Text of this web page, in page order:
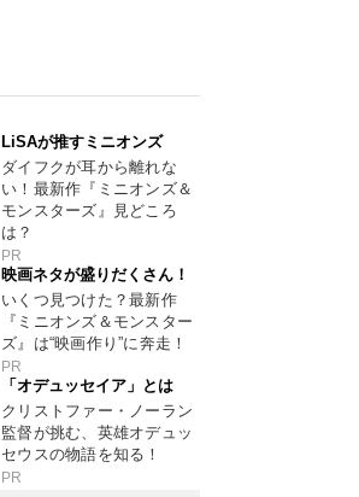
LiSAが推すミニオンズ
ダイフクが耳から離れな
い！最新作『ミニオンズ＆
モンスターズ』見どころ
は？
PR
映画ネタが盛りだくさん！
いくつ見つけた？最新作
『ミニオンズ＆モンスター
ズ』は“映画作り”に奔走！
PR
「オデュッセイア」とは
クリストファー・ノーラン
監督が挑む、英雄オデュッ
セウスの物語を知る！
PR